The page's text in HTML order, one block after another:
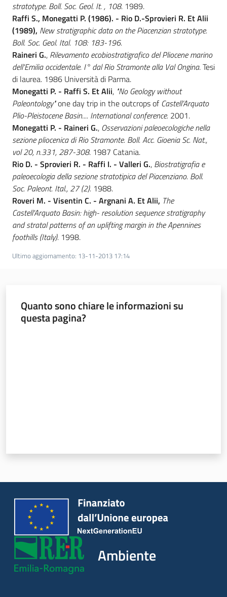
stratotype. Boll. Soc. Geol. It. , 108. 1989.
Raffi S., Monegatti P. (1986). - Rio D.-Sprovieri R. Et Alii
(1989), New stratigraphic data on the Piacenzian stratotype.
Boll. Soc. Geol. Ital. 108: 183-196.
Raineri G., Rilevamento ecobiostratigrafico del Pliocene marino
dell'Emilia occidentale. I° dal Rio Stramonte alla Val Ongina. Tesi
di laurea. 1986 Università di Parma.
Monegatti P. - Raffi S. Et Alii, "No Geology without
Paleontology"one day trip in the outcrops ofCastell’Arquato
Plio-Pleistocene Basin.... International conference. 2001.
Monegatti P. - Raineri G., Osservazioni paleoecologiche nella
sezione pliocenica di Rio Stramonte. Boll. Acc. Gioenia Sc. Nat.,
vol 20, n.331, 287-308. 1987 Catania.
Rio D. - Sprovieri R. - Raffi I. - Valleri G., Biostratigrafia e
paleoecologia della sezione stratotipica del Piacenziano. Boll.
Soc. Paleont. Ital., 27 (2). 1988.
Roveri M. - Visentin C. - Argnani A. Et Alii, The
Castell'Arquato Basin: high- resolution sequence stratigraphy
and stratal patterns of an uplifting margin in the Apennines
foothills (Italy). 1998.
Ultimo aggiornamento: 13-11-2013 17:14
Quanto sono chiare le informazioni su
questa pagina?
Ambiente